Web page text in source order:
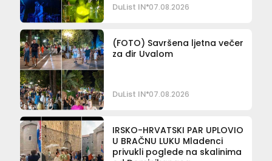
DuList IN 07.08.2026
(FOTO) Savršena ljetna večer
za đir Uvalom
DuList IN 07.08.2026
IRSKO-HRVATSKI PAR UPLOVIO
U BRAČNU LUKU Mladenci
privukli poglede na skalinima